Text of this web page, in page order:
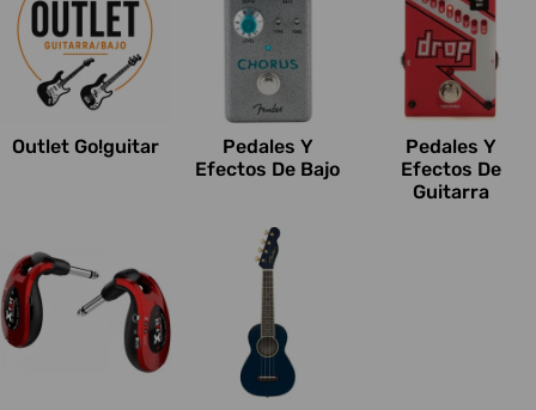
Outlet Go!guitar
Pedales Y
Efectos De Bajo
Pedales Y
Efectos De
Guitarra